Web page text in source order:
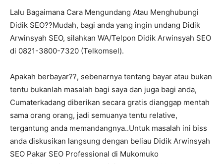
Lalu Bagaimana Cara Mengundang Atau Menghubungi
Didik SEO??Mudah, bagi anda yang ingin undang Didik
Arwinsyah SEO, silahkan WA/Telpon Didik Arwinsyah SEO
di 0821-3800-7320 (Telkomsel).
Apakah berbayar??, sebenarnya tentang bayar atau bukan
tentu bukanlah masalah bagi saya dan juga bagi anda,
Cumaterkadang diberikan secara gratis dianggap mentah
sama orang orang, jadi semuanya tentu relative,
tergantung anda memandangnya..Untuk masalah ini biss
anda diskusikan langsung dengan beliau Didik Arwinsyah
SEO Pakar SEO Professional di Mukomuko